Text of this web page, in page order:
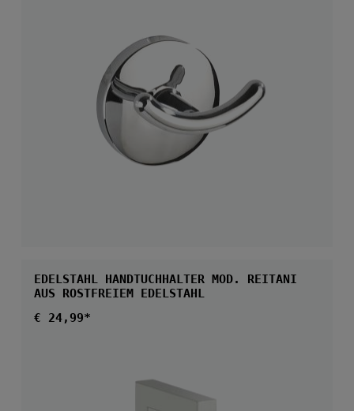
EDELSTAHL HANDTUCHHALTER MOD. REITANI
AUS ROSTFREIEM EDELSTAHL
Regulärer Preis:
€ 24,99*